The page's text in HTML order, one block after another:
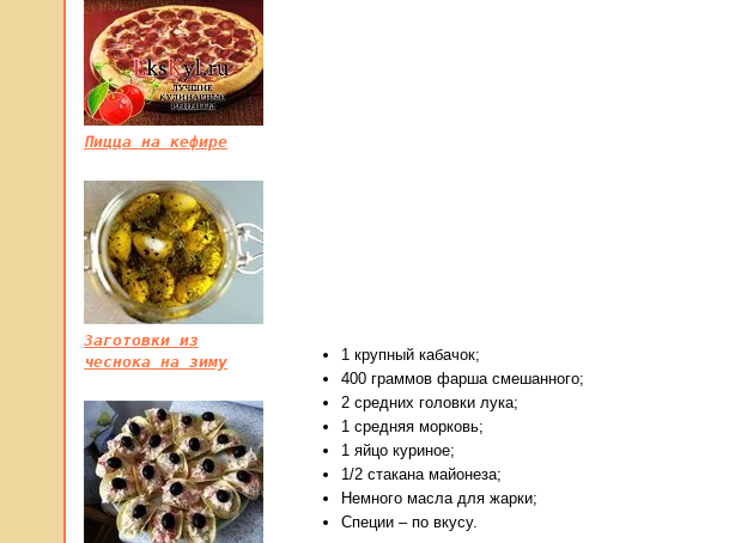
1 крупный кабачок;
400 граммов фарша смешанного;
2 средних головки лука;
1 средняя морковь;
1 яйцо куриное;
1/2 стакана майонеза;
Немного масла для жарки;
Специи – по вкусу.
Пицца на кефире
Заготовки из
чеснока на зиму